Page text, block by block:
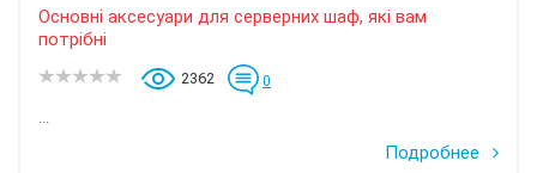
Основні аксесуари для серверних шаф, які вам
потрібні
2362 0
...
Подробнее